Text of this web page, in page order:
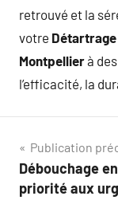
retrouvé et la
votre
Montpellierà
l’efficacité, la
de
Publication
Débouchage
priorité aux